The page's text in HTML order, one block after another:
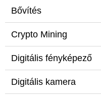
Bővítés
Crypto Mining
Digitális fényképező
Digitális kamera